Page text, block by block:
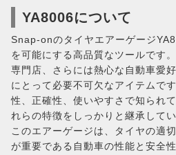
YA8006について
Snap-onのタイヤエアーゲージ
を可能にする高品質なツールです
専門店、さらには熱心な自動車愛
にとって必要不可欠なアイテムで
性、正確性、使いやすさで知られ
れらの特徴をしっかりと継承してい
このエアーゲージは、タイヤの適
が重要である自動車の性能と安全